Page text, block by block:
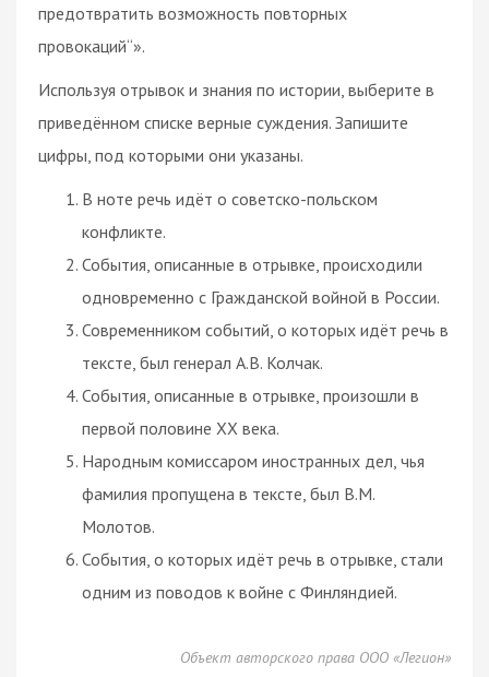
предотвратить возможность повторных
провокаций“».
Используя отрывок и знания по истории, выберите в
приведённом списке верные суждения. Запишите
цифры, под которыми они указаны.
В ноте речь идёт о советско-польском
конфликте.
События, описанные в отрывке, происходили
одновременно с Гражданской войной в России.
Современником событий, о которых идёт речь в
тексте, был генерал А.В. Колчак.
События, описанные в отрывке, произошли в
первой половине XX века.
Народным комиссаром иностранных дел, чья
фамилия пропущена в тексте, был В.М.
Молотов.
События, о которых идёт речь в отрывке, стали
одним из поводов к войне с Финляндией.
Объект авторского права ООО «Легион»